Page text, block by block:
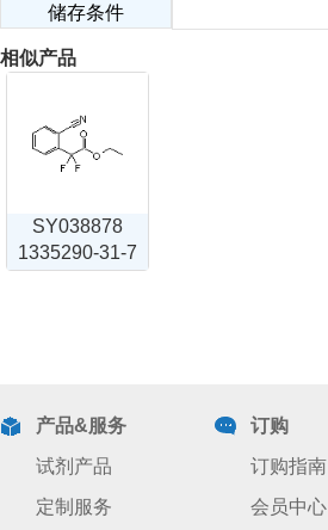
储存条件
相似产品
SY038878
1335290-31-7
产品&服务
试剂产品
定制服务
订购
订购指南
会员中心